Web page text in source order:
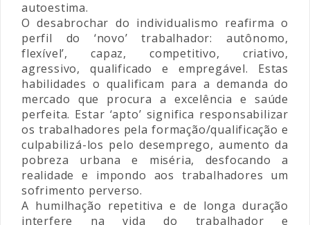
autoestima.
O desabrochar do individualismo reafirma o
perfil do ‘novo’ trabalhador: autônomo,
flexível’, capaz, competitivo, criativo,
agressivo, qualificado e empregável. Estas
habilidades o qualificam para a demanda do
mercado que procura a excelência e saúde
perfeita. Estar ‘apto’ significa responsabilizar
os trabalhadores pela formação/qualificação e
culpabilizá-los pelo desemprego, aumento da
pobreza urbana e miséria, desfocando a
realidade e impondo aos trabalhadores um
sofrimento perverso.
A humilhação repetitiva e de longa duração
interfere na vida do trabalhador e